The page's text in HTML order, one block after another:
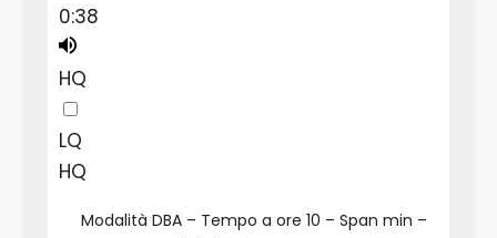
0:38
HQ
LQ
HQ
Modalità DBA – Tempo a ore 10 – Span min –